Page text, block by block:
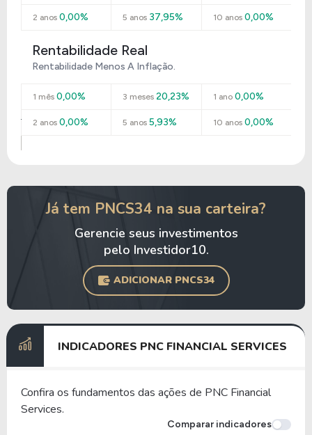
2 anos 0,00% 5 anos 37,95% 10 anos0,00%
Rentabilidade Real
Rentabilidade Menos A Inflação.
1 mês 0,00% 3 meses 20,23% 1 ano0,00%
2 anos 0,00% 5 anos 5,93% 10 anos0,00%
Já tem PNCS34 na sua carteira?
Gerencie seus investimentos
pelo Investidor10.
ADICIONAR PNCS34
INDICADORES PNC FINANCIAL SERVICES
Confira os fundamentos das ações de PNC Financial
Services.
Comparar indicadores